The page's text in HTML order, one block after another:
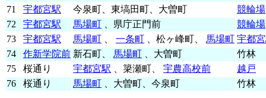
71
宇都宮駅 今泉町、東塙田町、大曽町
競輪場
72
宇都宮駅 馬場町 、県庁正門前
競輪場
73
宇都宮駅 馬場町 一条町 、松ヶ峰町、 馬場町 宇都
74
作新学院前 新石町、 馬場町 、大曽町
竹林
75
桜通り 宇都宮駅 、簗瀬町、 宇農高校前
越戸
76
桜通り 馬場町 、大曽町、今泉町 竹林